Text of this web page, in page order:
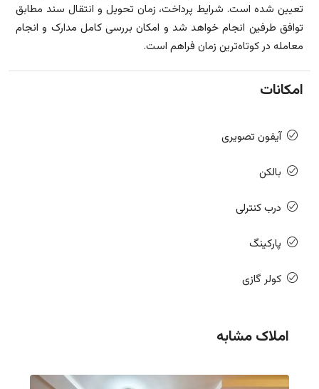
تعیین شده است. شرایط پرداخت، زمان تحویل و انتقال سند مطابق
توافق طرفین انجام خواهد شد و امکان بررسی کامل مدارک و انجام
معامله در کوتاه‌ترین زمان فراهم است.
امکانات
آیفون تصویری
بالکن
درب کنترلی
پارکینگ
کولر گازی
املاک مشابه